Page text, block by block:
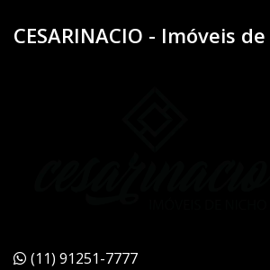
CESARINACIO - Imóveis
(11) 91251-7777